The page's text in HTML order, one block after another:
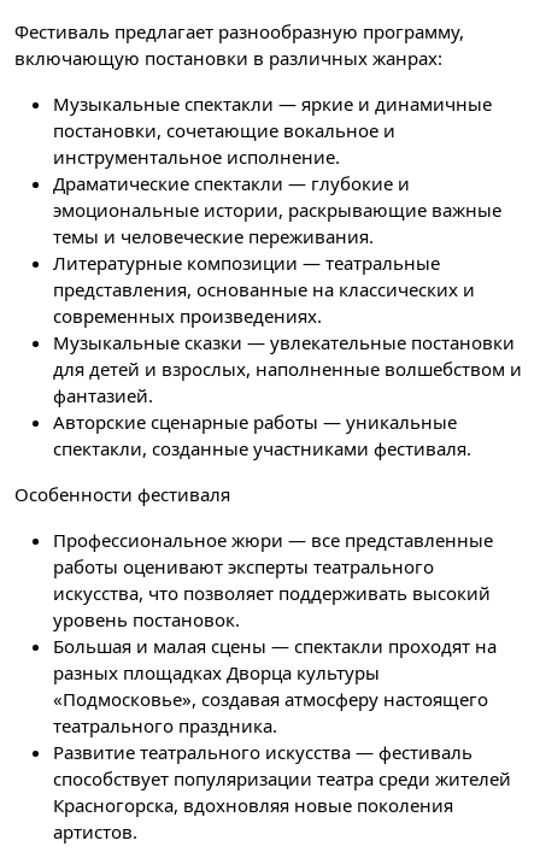
Фестиваль предлагает разнообразную программу,
включающую постановки в различных жанрах:
Музыкальные спектакли — яркие и динамичные
постановки, сочетающие вокальное и
инструментальное исполнение.
Драматические спектакли — глубокие и
эмоциональные истории, раскрывающие важные
темы и человеческие переживания.
Литературные композиции — театральные
представления, основанные на классических и
современных произведениях.
Музыкальные сказки — увлекательные постановки
для детей и взрослых, наполненные волшебством и
фантазией.
Авторские сценарные работы — уникальные
спектакли, созданные участниками фестиваля.
Особенности фестиваля
Профессиональное жюри — все представленные
работы оценивают эксперты театрального
искусства, что позволяет поддерживать высокий
уровень постановок.
Большая и малая сцены — спектакли проходят на
разных площадках Дворца культуры
«Подмосковье», создавая атмосферу настоящего
театрального праздника.
Развитие театрального искусства — фестиваль
способствует популяризации театра среди жителей
Красногорска, вдохновляя новые поколения
артистов.